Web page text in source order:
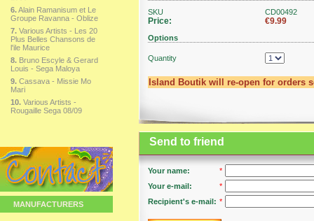
6.Alain Ramanisum et Le
Groupe Ravanna - Oblize
7. Various Artists - Les 20
Plus Belles Chansons de
l'ile Maurice
8. Bruno Escyle & Gerard
Louis - Sega Maloya
9. Cassava - Missie Mo
Mari
10. Various Artists -
Rougaille Sega 08/09
MANUFACTURERS
SKU
CD00492
Price: €9.99
Options
Quantity
Island Boutik will re-open for orders
Send to friend
Your name:
*
Your e-mail:
*
Recipient's e-mail: *